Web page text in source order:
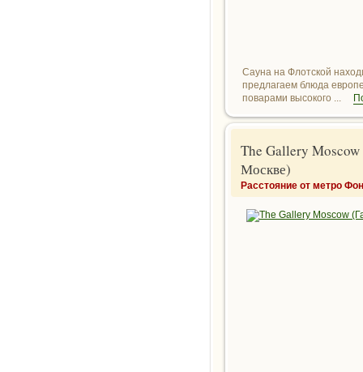
Сауна на Флотской
предлагаем блюда
поварами высокого ...
The Gallery Moscow
Москве)
Расстояние от метро